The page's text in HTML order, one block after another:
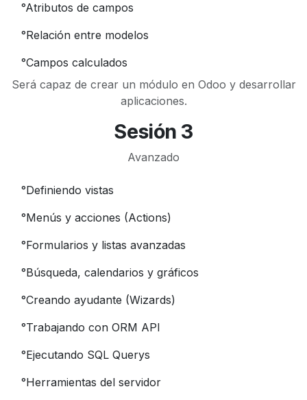
°Atributos de campos
°Relación entre modelos
°Campos calculados
Será capaz de crear un módulo en Odoo y desarrollar
aplicaciones.
Sesión 3
Avanzado
°Definiendo vistas
°Menús y acciones (Actions)
°Formularios y listas avanzadas
°Búsqueda, calendarios y gráficos
°Creando ayudante (Wizards)
°Trabajando con ORM API
°Ejecutando SQL Querys
°Herramientas del servidor